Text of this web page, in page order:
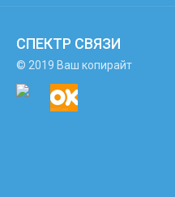
СПЕКТР СВЯЗИ
© 2019 Ваш копирайт